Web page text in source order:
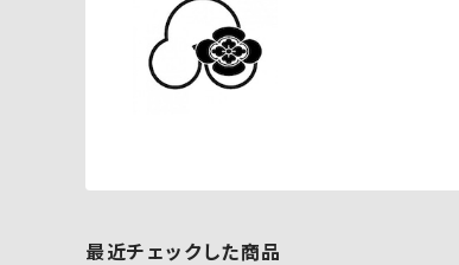
最近チェックした商品